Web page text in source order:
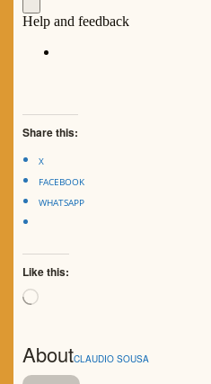
Share this:
X
FACEBOOK
WHATSAPP
Like this:
Loading…
AboutCLAUDIO SOUSA